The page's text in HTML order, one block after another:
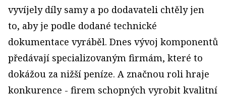
vyvíjely díly samy a po dodavateli chtěly jen
to, aby je podle dodané technické
dokumentace vyráběl. Dnes vývoj komponentů
předávají specializovaným firmám, které to
dokážou za nižší peníze. A značnou roli hraje
konkurence - firem schopných vyrobit kvalitní